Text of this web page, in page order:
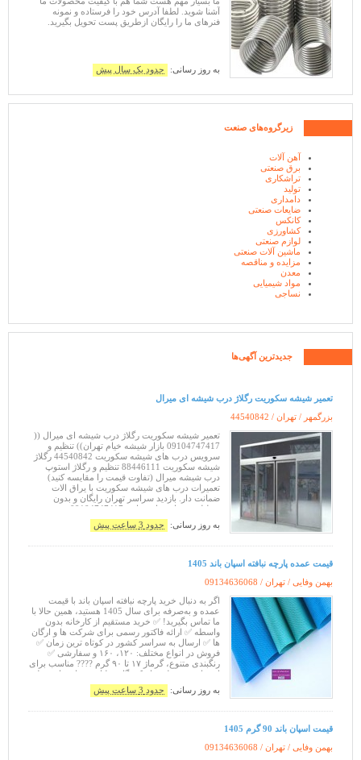
آشنا شوید. لطفا آدرس خود را فرستاده و نمونه
فنرهای ما را رایگان ازطریق پست تحویل بگیرید.
به روز رسانی: حدود یک سال پیش
زیرگروه‌های صنعت
آهن آلات
برق صنعتی
تراشکاری
تولید
دامداری
ضایعات صنعتی
کانکس
کشاورزی
لوازم صنعتی
ماشین آلات صنعتی
مزایده و مناقصه
معدن
مواد شیمیایی
نساجی
جدیدترین آگهی‌ها
تعمير شیشه سکوریت رگلاژ درب شیشه ای میرال
بزرگمهر / تهران / 44540842
تعمیر شیشه سکوریت رگلاژ درب شیشه ای میرال ((
09104747417 بازار شیشه خیام تهران)) تنظیم و
سرویس درب های شیشه سکوریت 44540842 رگلاژ
شیشه سکوریت 88446111 تنظیم و رگلاژ استوپ
درب شیشه میرال (تفاوت قیمت را مقایسه کنید)
تعمیرات درب های شیشه سکوریت با یراق الات
ضمانت دار. بازدید سراسر تهران رایگان و بدون
تعطیلی. شماره های تماس 09104747417
09365384010 88446111 44540842
به روز رسانی: حدود 3 ساعت پیش
قیمت عمده پارچه نبافته اسپان باند 1405
بهمن وفایی / تهران / 09134636068
اگر به دنبال خرید پارچه نبافته اسپان باند با قیمت
عمده و به‌صرفه برای سال 1405 هستید، همین حالا با
ما تماس بگیرید! ✅ خرید مستقیم از کارخانه بدون
واسطه ✅ ارائه فاکتور رسمی برای شرکت ها و ارگان
ها ✅ ارسال به سراسر کشور در کوتاه ترین زمان ✅
فروش در انواع مختلف: ۱۲۰، ۱۶۰ و سفارشی ✅
رنگبندی متنوع، گرماژ ۱۷ تا ۹۰ گرم ???? مناسب برای
استفاده در: تولید ماسک، گان و لباس بیمارستانی تولید
به روز رسانی: حدود 3 ساعت پیش
قیمت اسپان باند 90 گرم 1405
بهمن وفایی / تهران / 09134636068